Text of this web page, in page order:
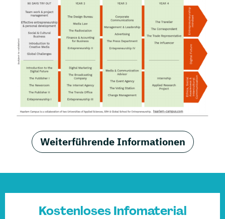
Weiterführende Informationen
Kostenloses Infomaterial